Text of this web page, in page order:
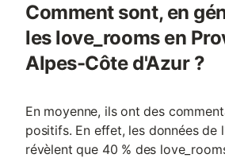
Comment sont, en
les love_rooms en
Alpes-Côte d'Azur ?
En moyenne, ils ont des
positifs. En effet, les données de
révèlent que 40 % des